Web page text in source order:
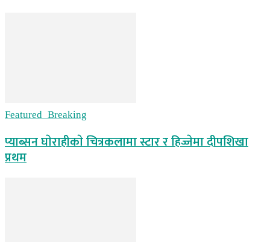
Featured_Breaking
प्याब्सन घाेराहीकाे चित्रकलामा स्टार र हिज्जेमा दीपशिखा
प्रथम